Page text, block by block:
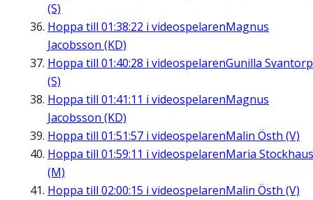
(S)
Hoppa till 01:38:22 i videospelarenMagnus
Jacobsson (KD)
Hoppa till 01:40:28 i videospelarenGunilla Svantorp
(S)
Hoppa till 01:41:11 i videospelarenMagnus
Jacobsson (KD)
Hoppa till 01:51:57 i videospelarenMalin Östh (V)
Hoppa till 01:59:11 i videospelarenMaria Stockhaus
(M)
Hoppa till 02:00:15 i videospelarenMalin Östh (V)